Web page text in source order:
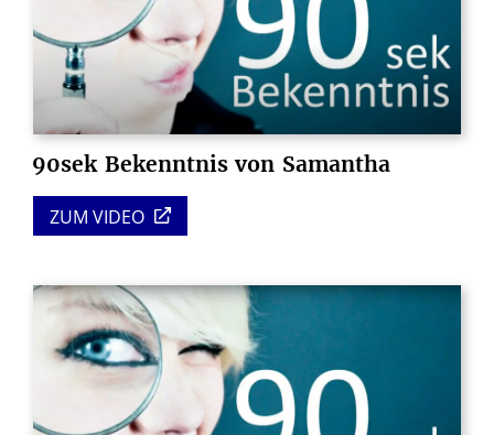
90sek Bekenntnis von Samantha
ZUM VIDEO